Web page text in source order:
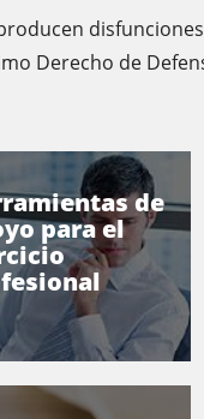
Derecho de
de
para el